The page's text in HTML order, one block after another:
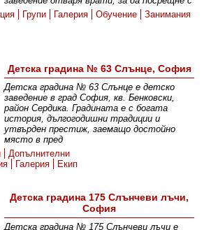
Групи Галерия Обучение Занимания
Детска градина № 63 Слънце, София
Детска градина № 63 Слънце е детско
заведение в град София, кв. Бенковски,
район Сердика. Градината е с богата
история, дългогодишни традиции и
утвърден престиж, заемащо достойно
място в пред
Допълнителни
Галерия Екип
Детска градина 175 Слънчеви лъчи,
София
Детска градина № 175 Слънчеви лъчи e